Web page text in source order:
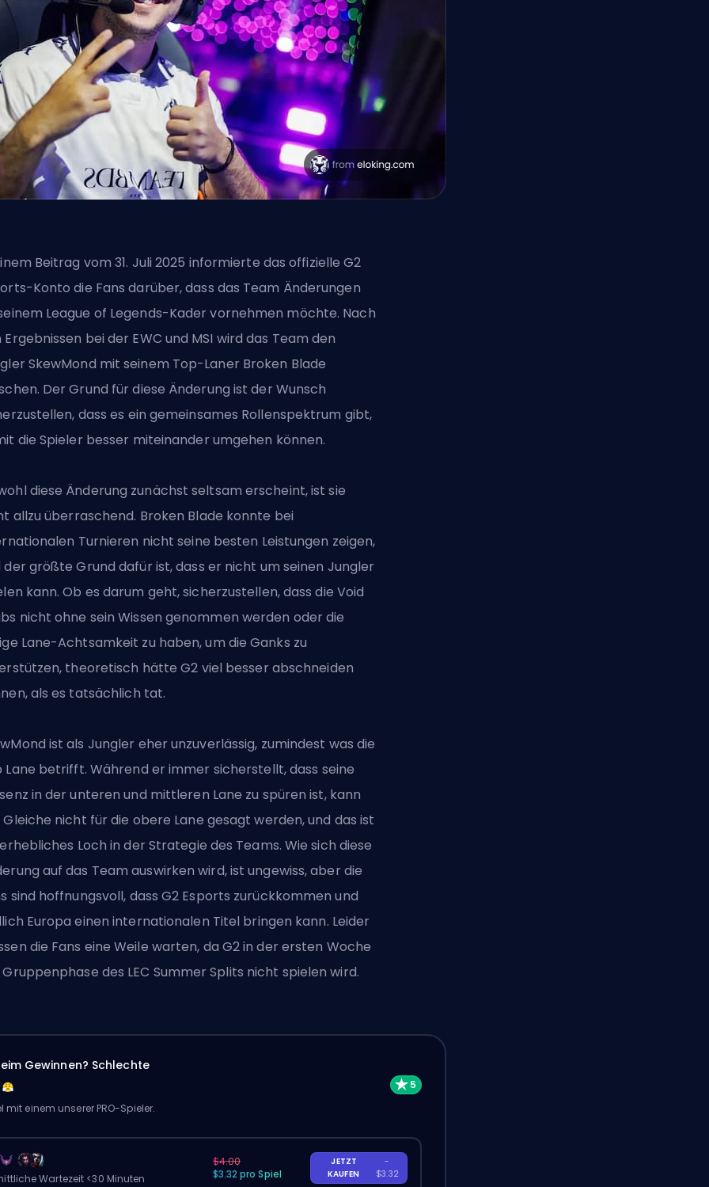
Beitrag vom 31. Juli 2025 informierte das offizielle G2
Konto die Fans darüber, dass das Team Änderungen
League of Legends-Kader vornehmen möchte. Nach
Ergebnissen bei der EWC und MSI wird das Team den
SkewMond mit seinem Top-Laner Broken Blade
Der Grund für diese Änderung ist der Wunsch
dass es ein gemeinsames Rollenspektrum gibt,
die Spieler besser miteinander umgehen können.
diese Änderung zunächst seltsam erscheint, ist sie
allzu überraschend. Broken Blade konnte bei
Turnieren nicht seine besten Leistungen zeigen,
der größte Grund dafür ist, dass er nicht um seinen Jungler
kann. Ob es darum geht, sicherzustellen, dass die Void
nicht ohne sein Wissen genommen werden oder die
Lane-Achtsamkeit zu haben, um die Ganks zu
theoretisch hätte G2 viel besser abschneiden
als es tatsächlich tat.
ist als Jungler eher unzuverlässig, zumindest was die
Lane betrifft. Während er immer sicherstellt, dass seine
in der unteren und mittleren Lane zu spüren ist, kann
Gleiche nicht für die obere Lane gesagt werden, und das ist
Loch in der Strategie des Teams. Wie sich diese
auf das Team auswirken wird, ist ungewiss, aber die
sind hoffnungsvoll, dass G2 Esports zurückkommen und
Europa einen internationalen Titel bringen kann. Leider
die Fans eine Weile warten, da G2 in der ersten Woche
des LEC Summer Splits nicht spielen wird.
Gewinnen? Schlechte
mit einem unserer PRO-Spieler.
Wartezeit <30 Minuten
$4.00
$3.32 pro Spiel
JETZT
KAUFEN
-
$3.32